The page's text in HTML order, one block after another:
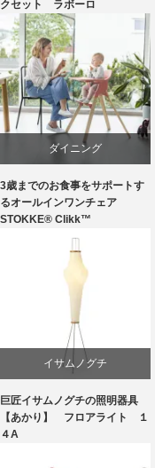
クセット ラボーロ
ダイニング
椅子
3歳までのお食事をサポートす
るオールインワンチェア
STOKKE® Clikk™
イサムノグチ
国産
巨匠イサムノグチの照明器具
【あかり】 フロアライト １
４A